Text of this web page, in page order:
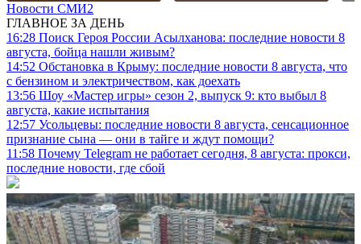
Новости СМИ2
ГЛАВНОЕ ЗА ДЕНЬ
16:28 Поиск Героя России Асылханова: последние новости 8
августа, бойца нашли живым?
14:52 Обстановка в Крыму: последние новости 8 августа, что
с бензином и электричеством, как доехать
13:56 Шоу «Мастер игры» сезон 2, выпуск 9: кто выбыл 8
августа, какие испытания
12:57 Усольцевы: последние новости 8 августа, сенсационное
признание сына — они в тайге и ждут помощи?
11:58 Почему Telegram не работает сегодня, 8 августа: прокси,
последние новости, где сбой